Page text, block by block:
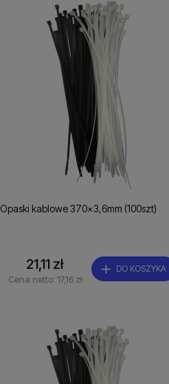
Opaski kablowe 370x3,6mm (100szt)
21,11 zł
Cena netto: 17,16 zł
DO KOSZYKA